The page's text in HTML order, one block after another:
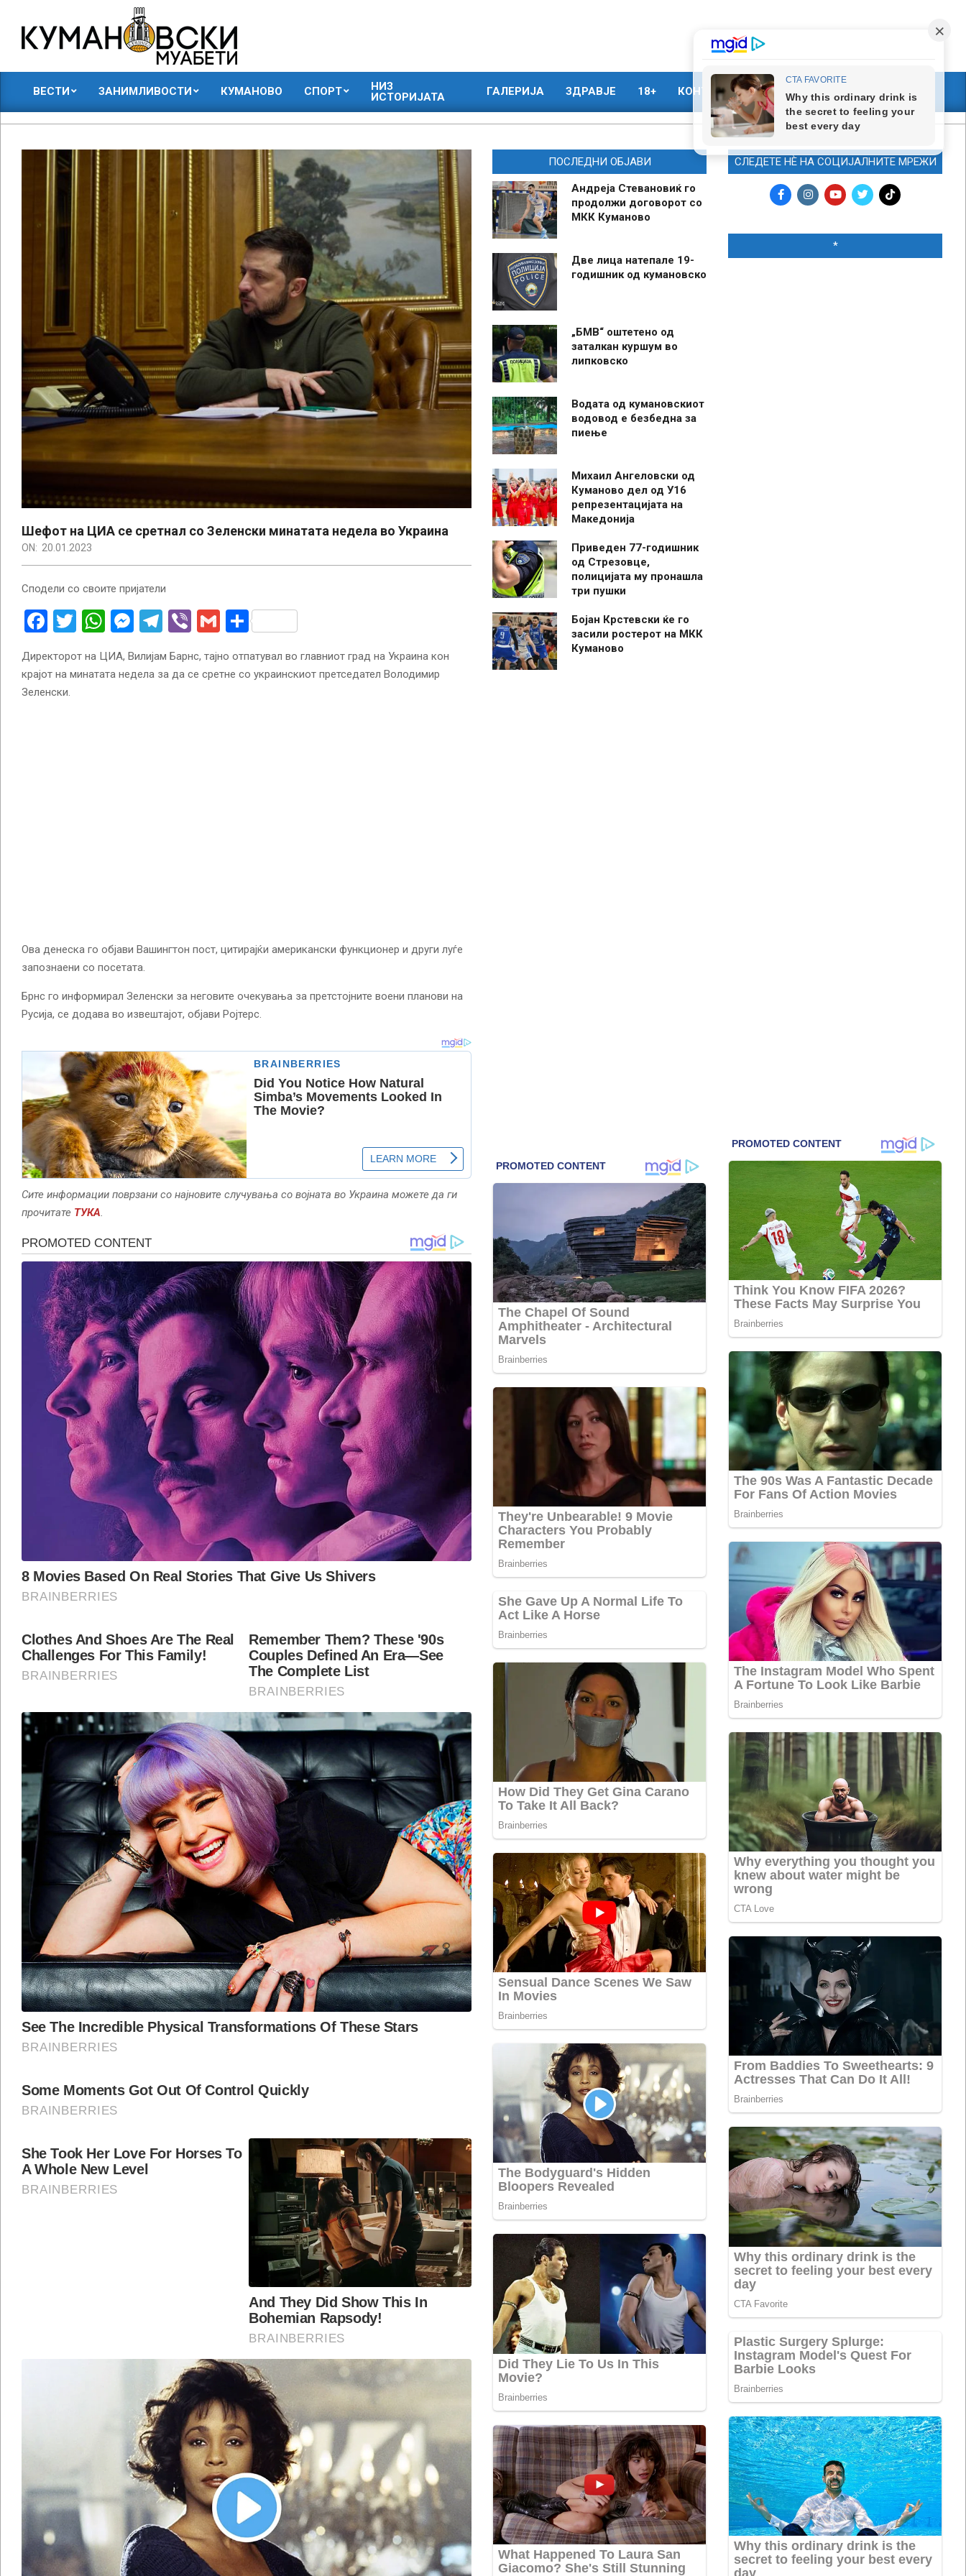
content
КУМАНОВСКИ
МУАБЕТИ
ВЕСТИ ЗАНИМЛИВОСТИ КУМАНОВО СПОРТ
НИЗ
ИСТОРИЈАТА
ГАЛЕРИЈА ЗДРАВЈЕ 18+ КОНТАКТ МАРКЕТИНГ
Шефот на ЦИА се сретнал со Зеленски минатата недела во Украина
ON: 20.01.2023
Сподели со своите пријатели
Facebook
Twitter
WhatsApp
Messenger
Telegram
ViberGmailShare
Директорот на ЦИА, Вилијам Барнс, тајно отпатувал во главниот град на Украина кон
крајот на минатата недела за да се сретне со украинскиот претседател Володимир
Зеленски.
Ова денеска го објави Вашингтон пост, цитирајќи американски функционер и други луѓе
запознаени со посетата.
Брнс го информирал Зеленски за неговите очекувања за претстојните воени планови на
Русија, се додава во извештајот, објави Ројтерс.
Сите информации поврзани со најновите случувања со војната во Украина можете да ги
прочитате ТУКА.
ПОСЛЕДНИ ОБЈАВИ
Андреја Стевановиќ го
продолжи договорот со
МКК Куманово
Две лица натепале 19-
годишник од кумановско
„БМВ“ оштетено од
заталкан куршум во
липковско
Водата од кумановскиот
водовод е безбедна за
пиење
Михаил Ангеловски од
Куманово дел од У16
репрезентацијата на
Македонија
Приведен 77-годишник
од Стрезовце,
полицијата му пронашла
три пушки
Бојан Крстевски ќе го
засили ростерот на МКК
Куманово
СЛЕДЕТЕ НЀ НА СОЦИЈАЛНИТЕ МРЕЖИ
*